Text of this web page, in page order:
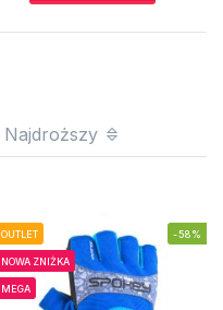
Najdroższy
OUTLET
NOWA ZNIŻKA
MEGA
-58%